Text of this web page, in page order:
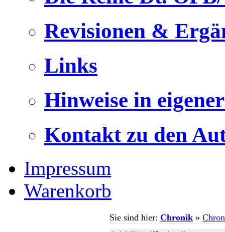
Revisionen &
Links
Hinweise in
Kontakt zu den
Impressum
Warenkorb
Sie sind hier: Chronik »